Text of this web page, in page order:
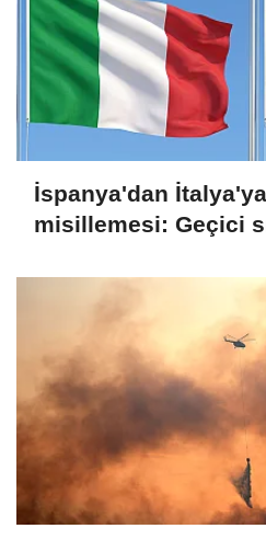
İspanya'dan
misillemesi: Geçici